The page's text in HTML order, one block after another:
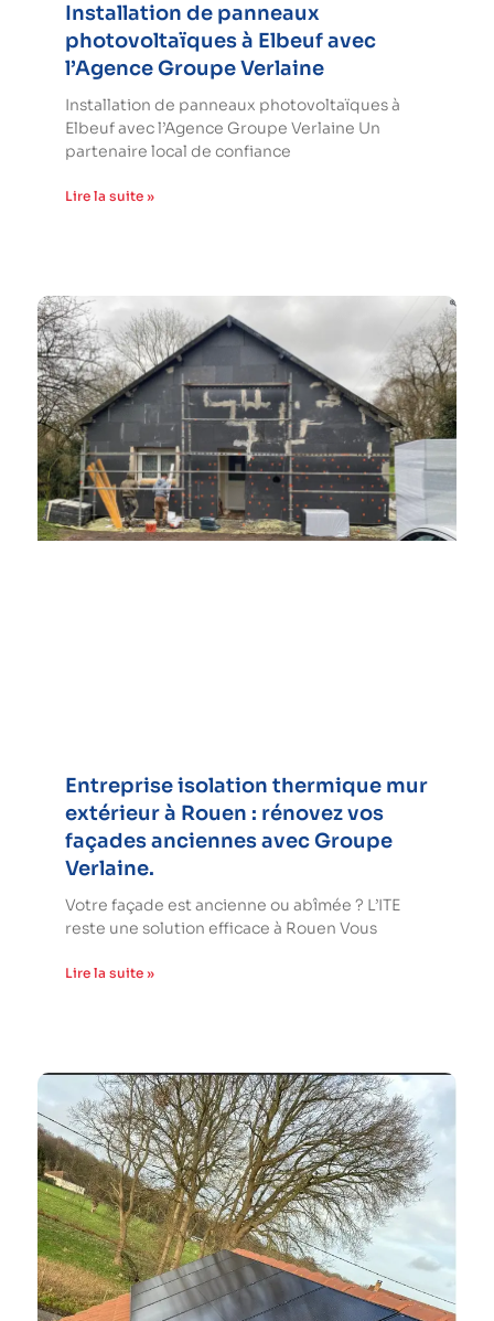
Installation de panneaux
photovoltaïques à Elbeuf avec
l’Agence Groupe Verlaine
Installation de panneaux photovoltaïques à
Elbeuf avec l’Agence Groupe Verlaine Un
partenaire local de confiance
Lire la suite »
Entreprise isolation thermique mur
extérieur à Rouen : rénovez vos
façades anciennes avec Groupe
Verlaine.
Votre façade est ancienne ou abîmée ? L’ITE
reste une solution efficace à Rouen Vous
Lire la suite »